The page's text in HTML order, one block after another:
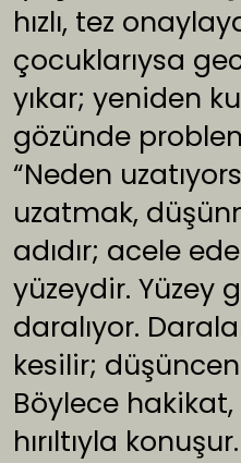
hızlı, tez
çocuklarıysa
yıkar; yeniden
gözünde
“Neden
uzatmak,
adıdır; acele
yüzeydir. Yüzey
daralıyor.
kesilir;
Böylece
hırıltıyla konuşur.